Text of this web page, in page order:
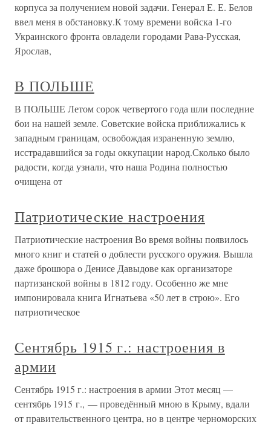
корпуса за получением новой задачи. Генерал Е. Е. Белов
ввел меня в обстановку.К тому времени войска 1-го
Украинского фронта овладели городами Рава-Русская,
Ярослав,
В ПОЛЬШЕ
В ПОЛЬШЕ Летом сорок четвертого года шли последние
бои на нашей земле. Советские войска приближались к
западным границам, освобождая израненную землю,
исстрадавшийся за годы оккупации народ.Сколько было
радости, когда узнали, что наша Родина полностью
очищена от
Патриотические настроения
Патриотические настроения Во время войны появилось
много книг и статей о доблести русского оружия. Вышла
даже брошюра о Денисе Давыдове как организаторе
партизанской войны в 1812 году. Особенно же мне
импонировала книга Игнатьева «50 лет в строю». Его
патриотическое
Сентябрь 1915 г.: настроения в
армии
Сентябрь 1915 г.: настроения в армии Этот месяц —
сентябрь 1915 г., — проведённый мною в Крыму, вдали
от правительственного центра, но в центре черноморских